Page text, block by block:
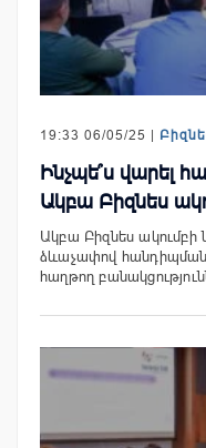
19:33 06/05/25 |
Ինչպե՞ս վարել
Ակբա Բիզնես
Ակբա Բիզնես
ձևաչափով
հաղթող